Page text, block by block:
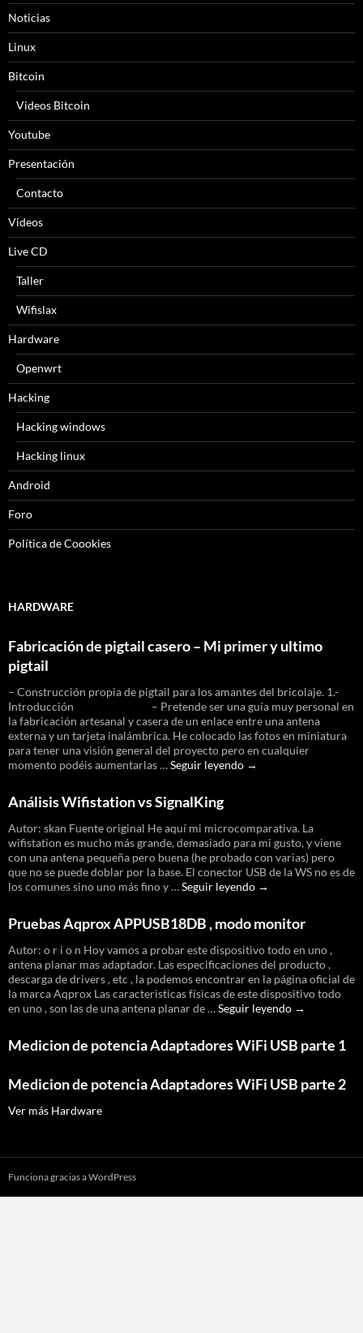
Noticias
Linux
Bitcoin
Videos Bitcoin
Youtube
Presentación
Contacto
Videos
Live CD
Taller
Wifislax
Hardware
Openwrt
Hacking
Hacking windows
Hacking linux
Android
Foro
Política de Coookies
HARDWARE
Fabricación de pigtail casero – Mi primer y ultimo
pigtail
– Construcción propia de pigtail para los amantes del bricolaje. 1.-
Introducción – Pretende ser una guía muy personal en
la fabricación artesanal y casera de un enlace entre una antena
externa y un tarjeta inalámbrica. He colocado las fotos en miniatura
para tener una visión general del proyecto pero en cualquier
momento podéis aumentarlas …Seguir leyendo Fabricación
Mi
primer
y
ultimo
pigtail
→
Análisis Wifistation vs SignalKing
Autor: skan Fuente original He aquí mi microcomparativa. La
wifistation es mucho más grande, demasiado para mi gusto, y viene
con una antena pequeña pero buena (he probado con varias) pero
que no se puede doblar por la base. El conector USB de la WS no es de
los comunes sino uno más fino y …Seguir leyendo Análisis
SignalKing
→
Pruebas Aqprox APPUSB18DB , modo monitor
Autor: o r i o n Hoy vamos a probar este dispositivo todo en uno ,
antena planar mas adaptador. Las especificaciones del producto ,
descarga de drivers , etc , la podemos encontrar en la página oficial de
la marca Aqprox Las caracteristicas físicas de este dispositivo todo
en uno , son las de una antena planar de …Seguir leyendo Pruebas
,
monitor
→
Medicion de potencia Adaptadores WiFi USB parte 1
Medicion de potencia Adaptadores WiFi USB parte 2
Ver más Hardware
Funciona gracias a WordPress